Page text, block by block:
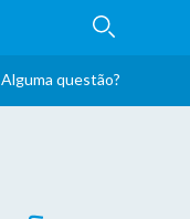
Alguma questão?